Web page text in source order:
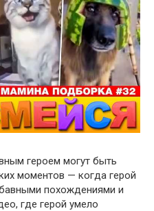
героем могут быть
моментов — когда герой
похождениями и
где герой умело